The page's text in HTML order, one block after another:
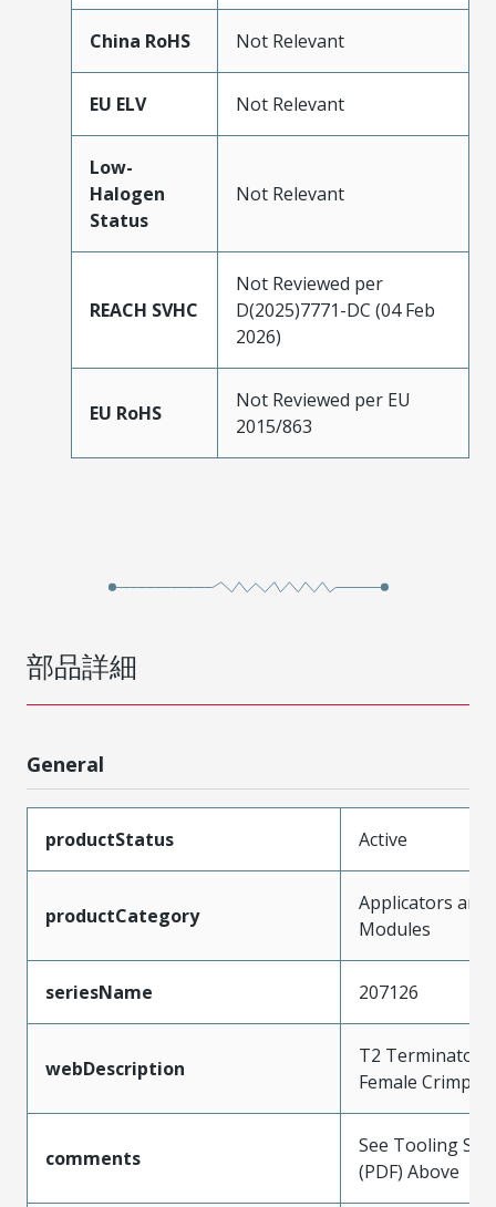
China RoHS Not Relevant
EU ELV Not Relevant
Low-
Halogen
Status
Not Relevant
REACH SVHC
Not Reviewed per
D(2025)7771-DC (04 Feb
2026)
EU RoHS
Not Reviewed per EU
2015/863
部品詳細
General
productStatus Active
productCategory
Applicators and
Modules
seriesName 207126
webDescription
T2 Terminator
Female Crimp
comments
See Tooling
(PDF) Above